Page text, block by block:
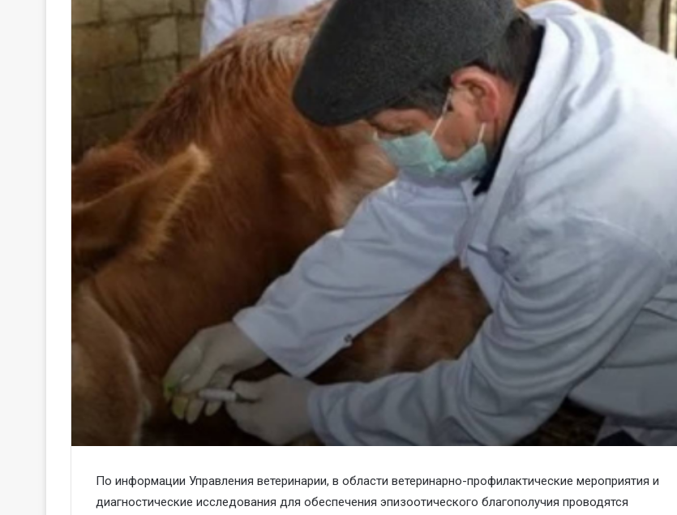
По информации Управления ветеринарии, в области ветеринарно-профилактические мероприятия и
диагностические исследования для обеспечения эпизоотического благополучия проводятся